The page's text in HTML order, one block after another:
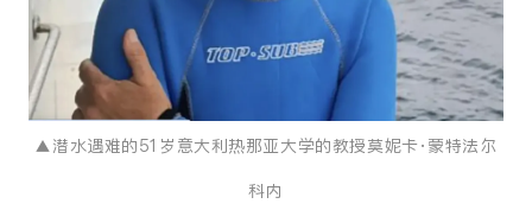
▲潜水遇难的51岁意大利热那亚大学的教授莫妮卡·蒙特法尔
科内